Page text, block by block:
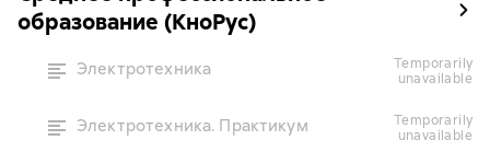
образование (КноРус)
Электротехника
temporarily
unavailable
Электротехника. Практикум
temporarily
unavailable